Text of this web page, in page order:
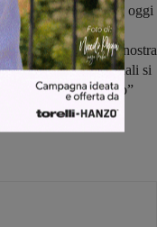
le famiglie che oggi
investendo in
beni comuni è la nostra
proteggere e sui quali si
alla sfida del futuro”